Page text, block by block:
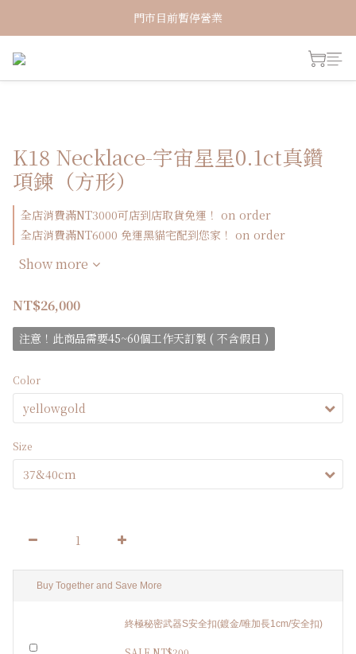
新加入會員！即享有NT150購物金
門市目前暫停營業
K18 Necklace-宇宙星星0.1ct真鑽
項鍊（方形）
全店消費滿NT3000可店到店取貨免運！ on order
全店消費滿NT6000 免運黑貓宅配到您家！ on order
Show more
NT$26,000
注意！此商品需要45~60個工作天訂製 ( 不含假日 )
Color
Size
Buy Together and Save More
終極秘密武器S安全扣(鍍金/唯加長1cm/安全扣)